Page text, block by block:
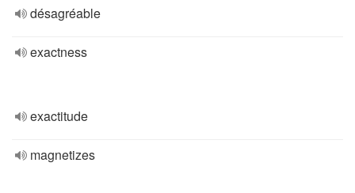
désagréable
exactness
exactitude
magnetizes